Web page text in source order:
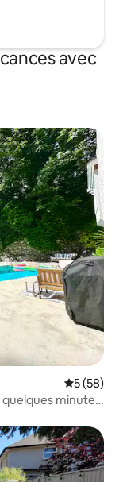
avec
5 (58)
quelques minutes